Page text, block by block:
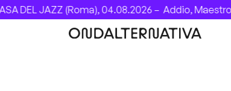
JAZZ (Roma), 04.08.2026 –Addio, Maestrone –